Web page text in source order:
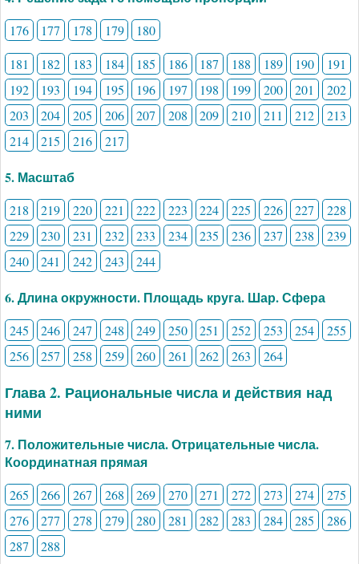
176 177 178 179
180
181
182 183 184 185 186 187 188 189 190
191
192
193 194 195 196 197 198 199 200 201
202
203
204 205 206 207 208 209 210 211 212
213
214
215 216 217
5. Масштаб
218 219 220 221 222 223 224 225 226 227
228
229
230 231 232 233 234 235 236 237 238
239
240
241 242 243 244
6. Длина окружности. Площадь круга. Шар. Сфера
245 246 247 248 249 250 251 252 253 254
255
256
257 258 259 260 261 262 263 264
Глава 2. Рациональные числа и действия над
ними
7. Положительные числа. Отрицательные числа.
Координатная прямая
265 266 267 268 269 270 271 272 273 274
275
276
277 278 279 280 281 282 283 284 285
286
287
288